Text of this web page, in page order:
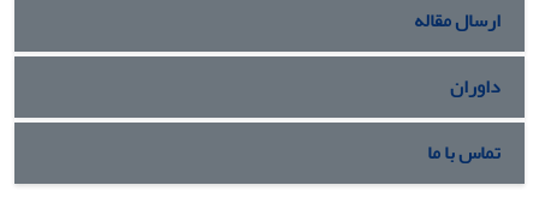
ارسال مقاله
داوران
تماس با ما